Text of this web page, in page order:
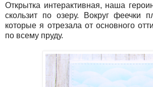
Открытка интерактивная, наша
скользит по озеру. Вокруг феечки
которые я отрезала от основного
по всему пруду.